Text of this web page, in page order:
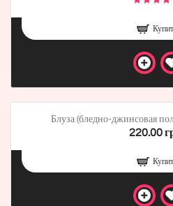
Блуза (бледно-джинсовая
220.00